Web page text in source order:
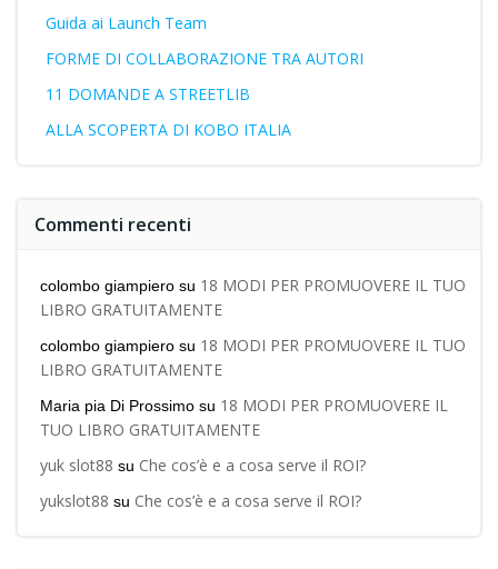
Guida ai Launch Team
FORME DI COLLABORAZIONE TRA AUTORI
11 DOMANDE A STREETLIB
ALLA SCOPERTA DI KOBO ITALIA
Commenti recenti
colombo giampiero su 18 MODI PER PROMUOVERE IL TUO
LIBRO GRATUITAMENTE
colombo giampiero su 18 MODI PER PROMUOVERE IL TUO
LIBRO GRATUITAMENTE
Maria pia Di Prossimo su 18 MODI PER PROMUOVERE IL
TUO LIBRO GRATUITAMENTE
yuk slot88 su Che cos’è e a cosa serve il ROI?
yukslot88 su Che cos’è e a cosa serve il ROI?